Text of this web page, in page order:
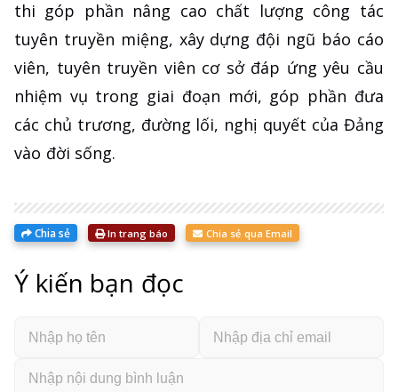
thi góp phần nâng cao chất lượng công tác
tuyên truyền miệng, xây dựng đội ngũ báo cáo
viên, tuyên truyền viên cơ sở đáp ứng yêu cầu
nhiệm vụ trong giai đoạn mới, góp phần đưa
các chủ trương, đường lối, nghị quyết của Đảng
vào đời sống.
Chia sẻ In trang báo Chia sẻ qua Email
Ý kiến bạn đọc